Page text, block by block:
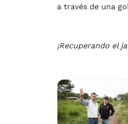
a través de una
¡Recuperando el